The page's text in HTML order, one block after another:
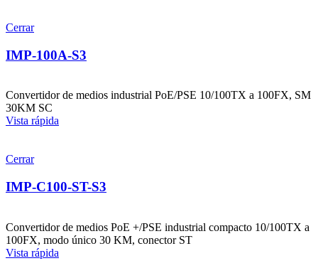
Cerrar
IMP-100A-S3
Convertidor de medios industrial PoE/PSE 10/100TX a 100FX, SM
30KM SC
Vista rápida
Cerrar
IMP-C100-ST-S3
Convertidor de medios PoE +/PSE industrial compacto 10/100TX a
100FX, modo único 30 KM, conector ST
Vista rápida